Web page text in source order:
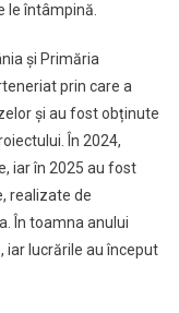
le întâmpină.
și Primăria
prin care a
și au fost obținute
În 2024,
iar în 2025 au fost
realizate de
În toamna anului
lucrările au început